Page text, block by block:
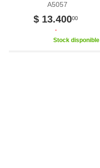
A5057
$ 13.40000
Stock disponible